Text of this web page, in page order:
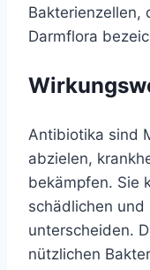
Bakterienzellen,
Darmflora
Antibiotika sind
abzielen,
bekämpfen. Sie
schädlichen und
unterscheiden.
nützlichen